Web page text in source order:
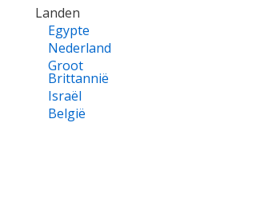
Landen
Egypte
Nederland
Groot
Brittannië
Israël
België